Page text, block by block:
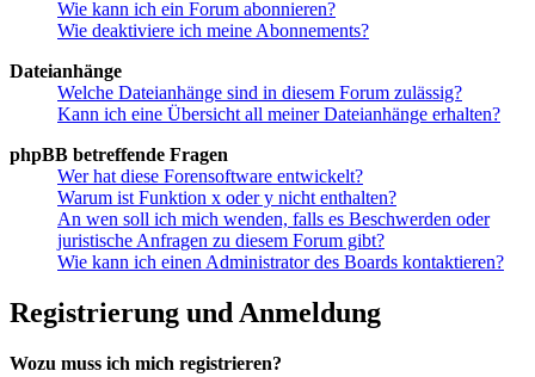
Wie kann ich ein Forum abonnieren?
Wie deaktiviere ich meine Abonnements?
Dateianhänge
Welche Dateianhänge sind in diesem Forum zulässig?
Kann ich eine Übersicht all meiner Dateianhänge erhalten?
phpBB betreffende Fragen
Wer hat diese Forensoftware entwickelt?
Warum ist Funktion x oder y nicht enthalten?
An wen soll ich mich wenden, falls es Beschwerden oder
juristische Anfragen zu diesem Forum gibt?
Wie kann ich einen Administrator des Boards kontaktieren?
Registrierung und Anmeldung
Wozu muss ich mich registrieren?